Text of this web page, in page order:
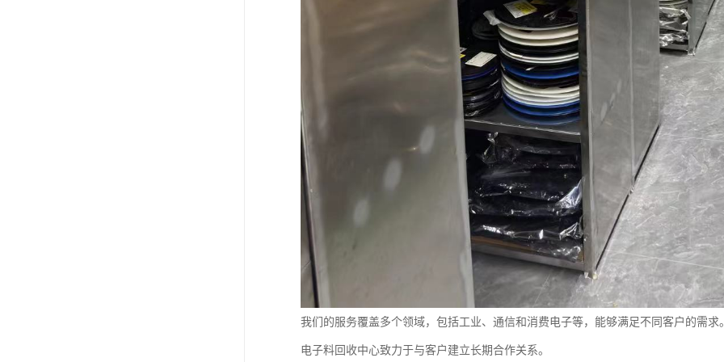
我们的服务覆盖多个领域，包括工业、通信和消费电子等，能够满足不同客户的需求
电子料回收中心致力于与客户建立长期合作关系。